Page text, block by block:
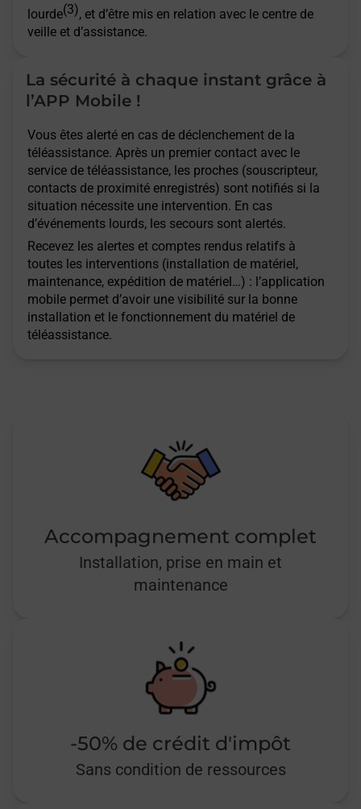
lourde(3), et d’être mis en relation avec le centre de
veille et d’assistance.
La sécurité à chaque instant grâce à
l’APP Mobile !
Vous êtes alerté en cas de déclenchement de la
téléassistance. Après un premier contact avec le
service de téléassistance, les proches (souscripteur,
contacts de proximité enregistrés) sont notifiés si la
situation nécessite une intervention. En cas
d’événements lourds, les secours sont alertés.
Recevez les alertes et comptes rendus relatifs à
toutes les interventions (installation de matériel,
maintenance, expédition de matériel…) : l’application
mobile permet d’avoir une visibilité sur la bonne
installation et le fonctionnement du matériel de
téléassistance.
Accompagnement complet
Installation, prise en main et
maintenance
-50% de crédit d'impôt
Sans condition de ressources